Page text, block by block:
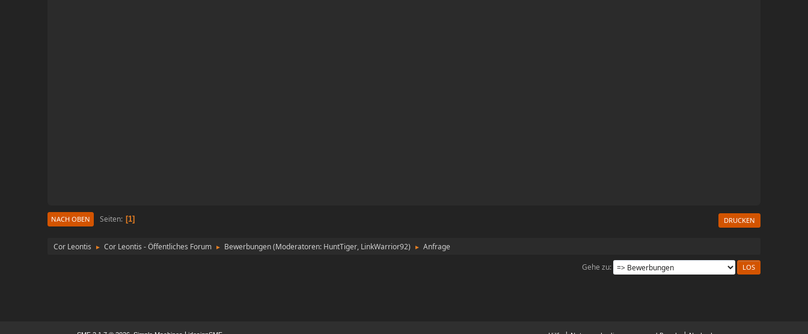
DRUCKEN
NACH OBEN Seiten 1
Cor Leontis ► Cor Leontis - Öffentliches Forum ► Bewerbungen(Moderatoren: HuntTiger, LinkWarrior92) ►
Anfrage
Gehe zu